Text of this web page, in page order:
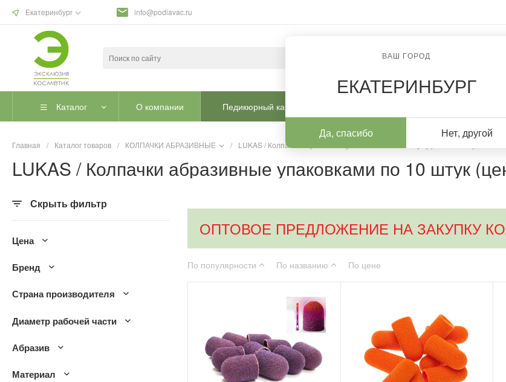
Екатеринбург
ВАШ ГОРОД
ЕКАТЕРИНБУРГ
Да, спасибо Нет, другой
info@podiavac.ru
Каталог О компании Педикюрный кабинет
Главная / Каталог товаров / КОЛПАЧКИ АБРАЗИВНЫЕ / LUKAS / Колпачки абразивные упаковками по 10 штук (цена за 1шт.)
LUKAS / Колпачки абразивные упаковками по 10 штук
Скрыть фильтр
Цена
Бренд
Страна производителя
Диаметр рабочей части
Абразив
Материал
ОПТОВОЕ ПРЕДЛОЖЕНИЕ НА ЗАКУПКУ
По популярности По названию По цене